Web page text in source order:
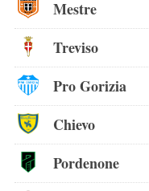
Mestre
Treviso
Pro Gorizia
Chievo
Pordenone